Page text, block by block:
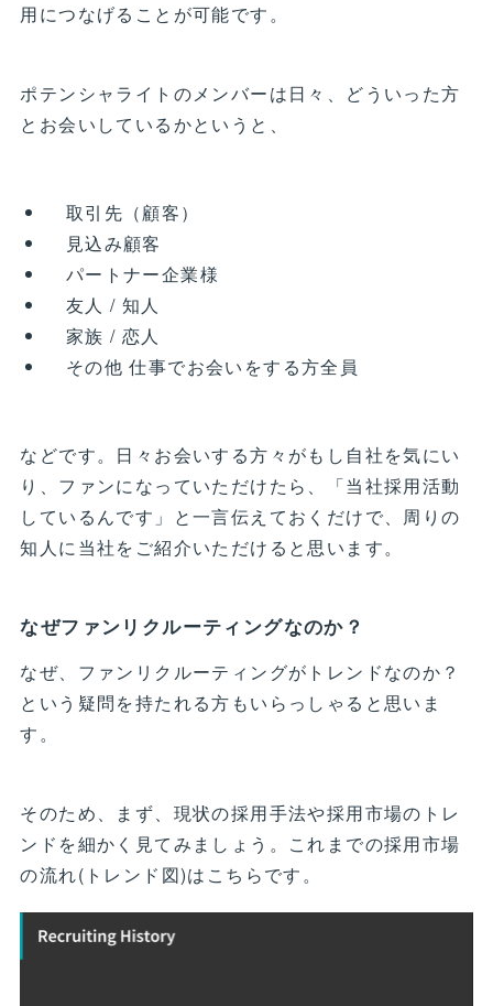
用につなげることが可能です。
ポテンシャライトのメンバーは日々、どういった方
とお会いしているかというと、
取引先（顧客）
見込み顧客
パートナー企業様
友人 / 知人
家族 / 恋人
その他 仕事でお会いをする方全員
などです。日々お会いする方々がもし自社を気にい
り、ファンになっていただけたら、「当社採用活動
しているんです」と一言伝えておくだけで、周りの
知人に当社をご紹介いただけると思います。
なぜファンリクルーティングなのか？
なぜ、ファンリクルーティングがトレンドなのか？
という疑問を持たれる方もいらっしゃると思いま
す。
そのため、まず、現状の採用手法や採用市場のトレ
ンドを細かく見てみましょう。これまでの採用市場
の流れ(トレンド図)はこちらです。